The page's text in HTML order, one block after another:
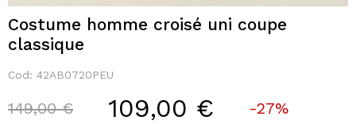
Costume homme croisé uni coupe
classique
Cod: 42AB0720PEU
Price reduced from
149,00 €to 109,00 € -27%